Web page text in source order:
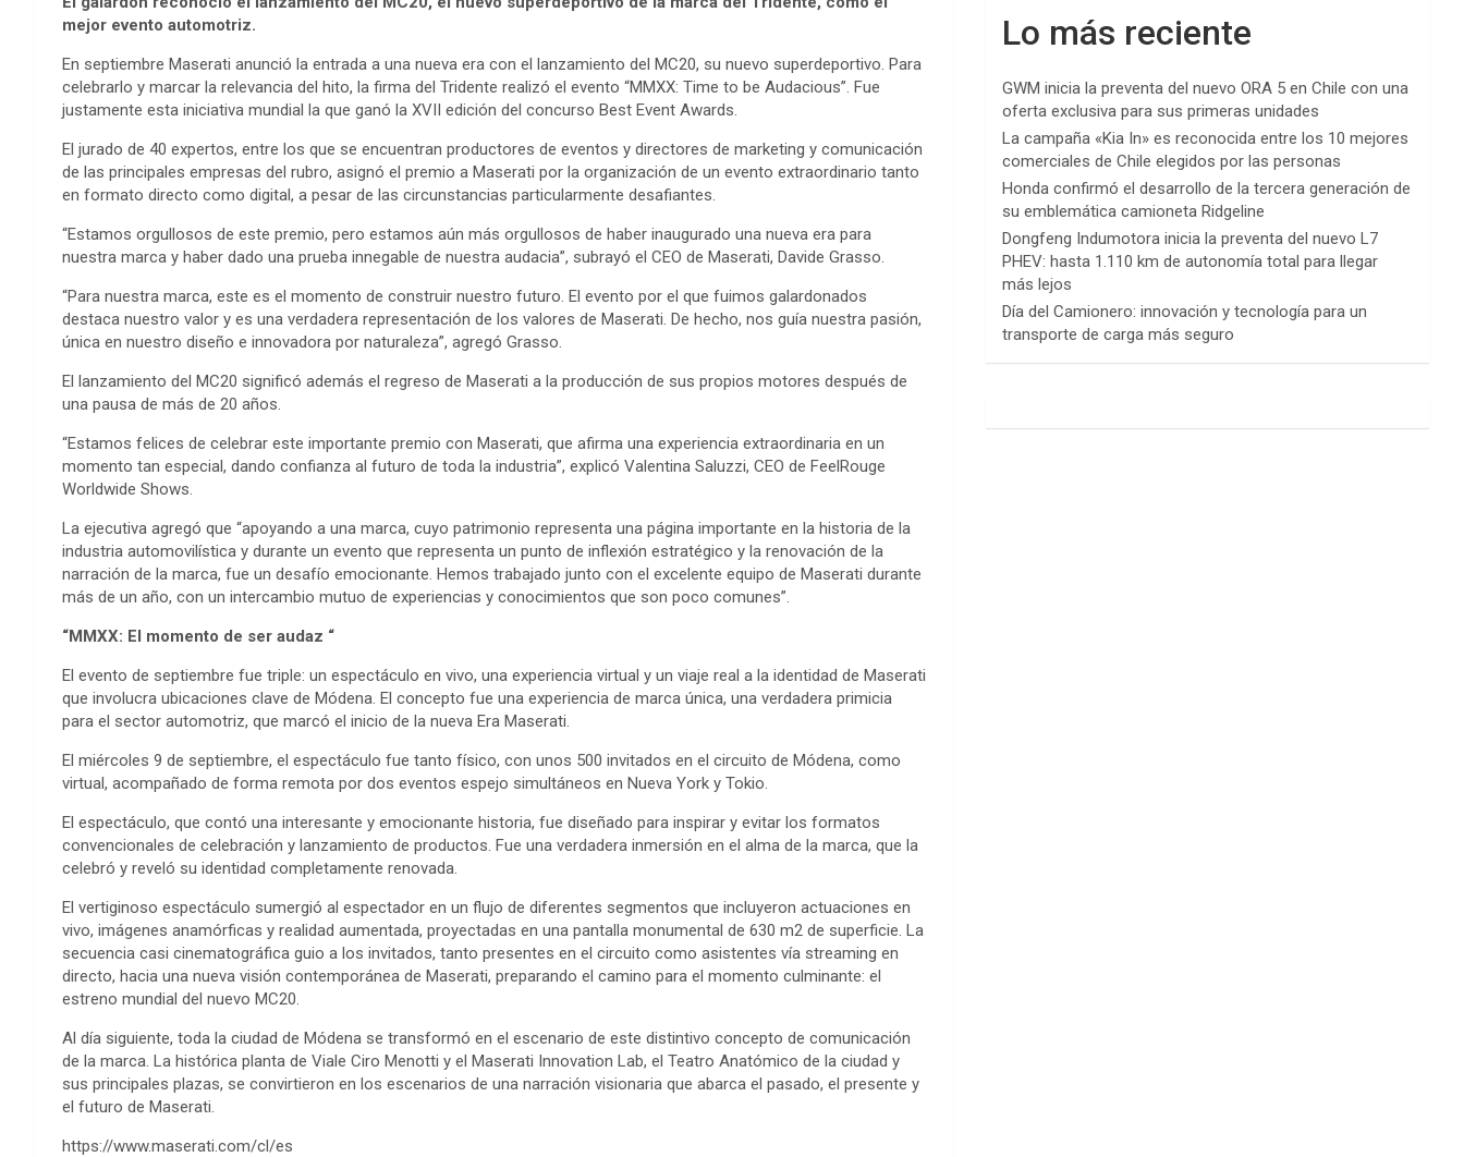
mejor evento automotriz.
En septiembre Maserati anunció la entrada a una nueva era con el lanzamiento del MC20, su nuevo superdeportivo. Para
celebrarlo y marcar la relevancia del hito, la firma del Tridente realizó el evento “MMXX: Time to be Audacious”. Fue
justamente esta iniciativa mundial la que ganó la XVII edición del concurso Best Event Awards.
El jurado de 40 expertos, entre los que se encuentran productores de eventos y directores de marketing y comunicación
de las principales empresas del rubro, asignó el premio a Maserati por la organización de un evento extraordinario tanto
en formato directo como digital, a pesar de las circunstancias particularmente desafiantes.
“Estamos orgullosos de este premio, pero estamos aún más orgullosos de haber inaugurado una nueva era para
nuestra marca y haber dado una prueba innegable de nuestra audacia”, subrayó el CEO de Maserati, Davide Grasso.
“Para nuestra marca, este es el momento de construir nuestro futuro. El evento por el que fuimos galardonados
destaca nuestro valor y es una verdadera representación de los valores de Maserati. De hecho, nos guía nuestra pasión,
única en nuestro diseño e innovadora por naturaleza”, agregó Grasso.
El lanzamiento del MC20 significó además el regreso de Maserati a la producción de sus propios motores después de
una pausa de más de 20 años.
“Estamos felices de celebrar este importante premio con Maserati, que afirma una experiencia extraordinaria en un
momento tan especial, dando confianza al futuro de toda la industria”, explicó Valentina Saluzzi, CEO de FeelRouge
Worldwide Shows.
La ejecutiva agregó que “apoyando a una marca, cuyo patrimonio representa una página importante en la historia de la
industria automovilística y durante un evento que representa un punto de inflexión estratégico y la renovación de la
narración de la marca, fue un desafío emocionante. Hemos trabajado junto con el excelente equipo de Maserati durante
más de un año, con un intercambio mutuo de experiencias y conocimientos que son poco comunes”.
“MMXX: El momento de ser audaz “
El evento de septiembre fue triple: un espectáculo en vivo, una experiencia virtual y un viaje real a la identidad de Maserati
que involucra ubicaciones clave de Módena. El concepto fue una experiencia de marca única, una verdadera primicia
para el sector automotriz, que marcó el inicio de la nueva Era Maserati.
El miércoles 9 de septiembre, el espectáculo fue tanto físico, con unos 500 invitados en el circuito de Módena, como
virtual, acompañado de forma remota por dos eventos espejo simultáneos en Nueva York y Tokio.
El espectáculo, que contó una interesante y emocionante historia, fue diseñado para inspirar y evitar los formatos
convencionales de celebración y lanzamiento de productos. Fue una verdadera inmersión en el alma de la marca, que la
celebró y reveló su identidad completamente renovada.
El vertiginoso espectáculo sumergió al espectador en un flujo de diferentes segmentos que incluyeron actuaciones en
vivo, imágenes anamórficas y realidad aumentada, proyectadas en una pantalla monumental de 630 m2 de superficie. La
secuencia casi cinematográfica guio a los invitados, tanto presentes en el circuito como asistentes vía streaming en
directo, hacia una nueva visión contemporánea de Maserati, preparando el camino para el momento culminante: el
estreno mundial del nuevo MC20.
Al día siguiente, toda la ciudad de Módena se transformó en el escenario de este distintivo concepto de comunicación
de la marca. La histórica planta de Viale Ciro Menotti y el Maserati Innovation Lab, el Teatro Anatómico de la ciudad y
sus principales plazas, se convirtieron en los escenarios de una narración visionaria que abarca el pasado, el presente y
el futuro de Maserati.
https://www.maserati.com/cl/es
Lo más reciente
GWM inicia la preventa del nuevo ORA 5 en Chile con una
oferta exclusiva para sus primeras unidades
La campaña «Kia In» es reconocida entre los 10 mejores
comerciales de Chile elegidos por las personas
Honda confirmó el desarrollo de la tercera generación de
su emblemática camioneta Ridgeline
Dongfeng Indumotora inicia la preventa del nuevo L7
PHEV: hasta 1.110 km de autonomía total para llegar
más lejos
Día del Camionero: innovación y tecnología para un
transporte de carga más seguro